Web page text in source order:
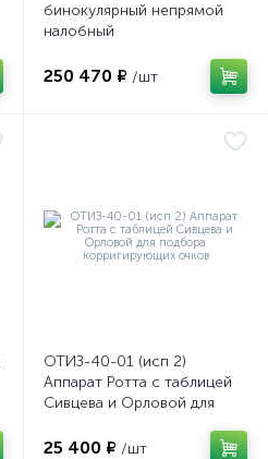
бинокулярный непрямой
налобный
250 470 ₽ /шт
ОТИЗ-40-01 (исп 2)
Аппарат Ротта с таблицей
Сивцева и Орловой для
очков
25 400 ₽ /шт